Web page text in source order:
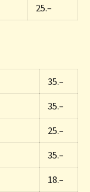
25.–
35.–
35.–
25.–
35.–
18.–